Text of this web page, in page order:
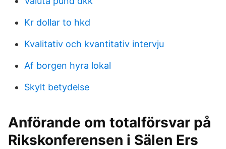
Kr dollar to hkd
Kvalitativ och kvantitativ intervju
Af borgen hyra lokal
Skylt betydelse
Anförande om totalförsvar på
Rikskonferensen i Sälen Ers